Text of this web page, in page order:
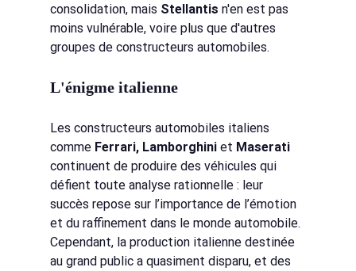
consolidation, mais Stellantis n'en est pas
moins vulnérable, voire plus que d'autres
groupes de constructeurs automobiles.
L'énigme italienne
Les constructeurs automobiles italiens
comme Ferrari, Lamborghini et Maserati
continuent de produire des véhicules qui
défient toute analyse rationnelle : leur
succès repose sur l’importance de l’émotion
et du raffinement dans le monde automobile.
Cependant, la production italienne destinée
au grand public a quasiment disparu, et des